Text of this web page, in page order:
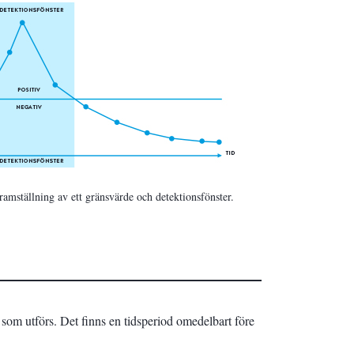
av ett gränsvärde och detektionsfönster.
utförs. Det finns en tidsperiod omedelbart före